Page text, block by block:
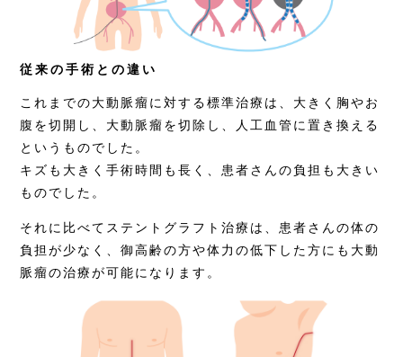
従来の手術との違い
これまでの大動脈瘤に対する標準治療は、大きく胸やお
腹を切開し、大動脈瘤を切除し、人工血管に置き換える
というものでした。
キズも大きく手術時間も長く、患者さんの負担も大きい
ものでした。
それに比べてステントグラフト治療は、患者さんの体の
負担が少なく、御高齢の方や体力の低下した方にも大動
脈瘤の治療が可能になります。